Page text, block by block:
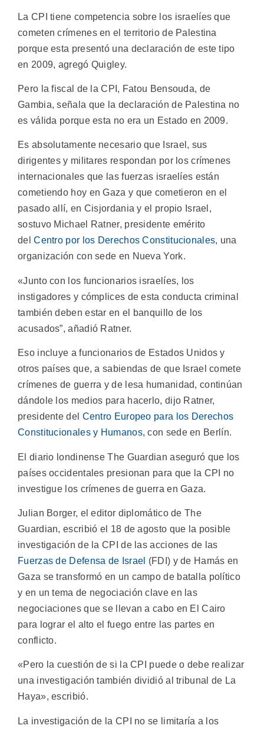
La CPI tiene competencia sobre los israelíes que
cometen crímenes en el territorio de Palestina
porque esta presentó una declaración de este tipo
en 2009, agregó Quigley.
Pero la fiscal de la CPI, Fatou Bensouda, de
Gambia, señala que la declaración de Palestina no
es válida porque esta no era un Estado en 2009.
Es absolutamente necesario que Israel, sus
dirigentes y militares respondan por los crímenes
internacionales que las fuerzas israelíes están
cometiendo hoy en Gaza y que cometieron en el
pasado allí, en Cisjordania y el propio Israel,
sostuvo Michael Ratner, presidente emérito
delCentro por los Derechos Constitucionales, una
organización con sede en Nueva York.
«Junto con los funcionarios israelíes, los
instigadores y cómplices de esta conducta criminal
también deben estar en el banquillo de los
acusados”, añadió Ratner.
Eso incluye a funcionarios de Estados Unidos y
otros países que, a sabiendas de que Israel comete
crímenes de guerra y de lesa humanidad, continúan
dándole los medios para hacerlo, dijo Ratner,
presidente del Centro Europeo para los Derechos
Constitucionales y Humanos, con sede en Berlín.
El diario londinense The Guardian aseguró que los
países occidentales presionan para que la CPI no
investigue los crímenes de guerra en Gaza.
Julian Borger, el editor diplomático de The
Guardian, escribió el 18 de agosto que la posible
investigación de la CPI de las acciones de las
Fuerzas de Defensa de Israel (FDI) y de Hamás en
Gaza se transformó en un campo de batalla político
y en un tema de negociación clave en las
negociaciones que se llevan a cabo en El Cairo
para lograr el alto el fuego entre las partes en
conflicto.
«Pero la cuestión de si la CPI puede o debe realizar
una investigación también dividió al tribunal de La
Haya», escribió.
La investigación de la CPI no se limitaría a los